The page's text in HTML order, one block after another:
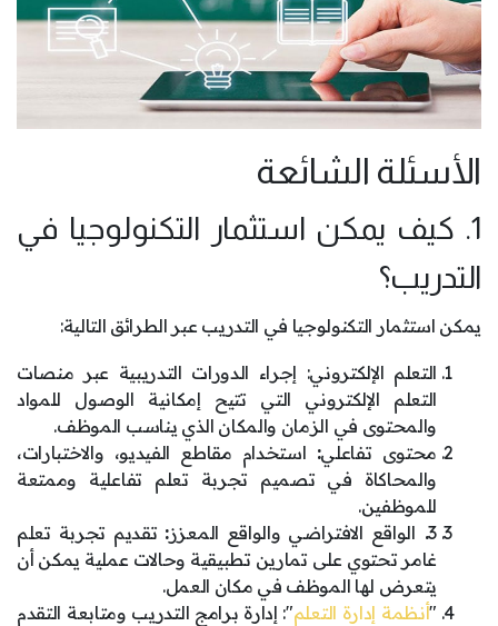
الأسئلة الشائعة
1. كيف يمكن استثمار التكنولوجيا في
التدريب؟
يمكن استثمار التكنولوجيا في التدريب عبر الطرائق التالية:
التعلم الإلكتروني: إجراء الدورات التدريبية عبر منصات
التعلم الإلكتروني التي تتيح إمكانية الوصول للمواد
والمحتوى في الزمان والمكان الذي يناسب الموظف.
محتوى تفاعلي: استخدام مقاطع الفيديو، والاختبارات،
والمحاكاة في تصميم تجربة تعلم تفاعلية وممتعة
للموظفين.
3
. الواقع الافتراضي والواقع المعزز: تقديم تجربة تعلم
غامر تحتوي على تمارين تطبيقية وحالات عملية يمكن أن
يتعرض لها الموظف في مكان العمل.
"أنظمة إدارة التعلم": إدارة برامج التدريب ومتابعة التقدم